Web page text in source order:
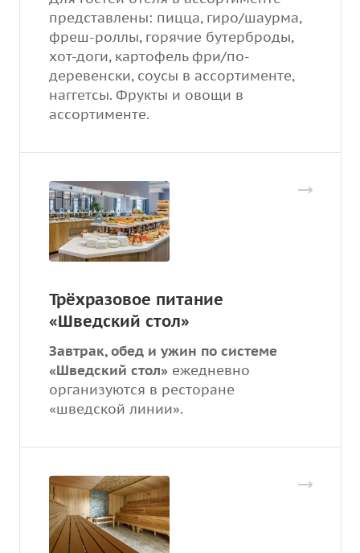
представлены: пицца, гиро/шаурма,
фреш-роллы, горячие бутерброды,
хот-доги, картофель фри/по-
деревенски, соусы в ассортименте,
наггетсы. Фрукты и овощи в
ассортименте.
Трёхразовое питание
«Шведский стол»
Завтрак, обед и ужин по системе
«Шведский стол» ежедневно
организуются в ресторане
«шведской линии».